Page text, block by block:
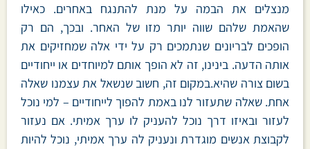
מנצלים את הבמה על מנת להתנגח באחרים. כאילו
שהאמת שלהם שווה יותר מזו של האחר. ובכך, הם רק
הופכים לבריונים שנתמכים רק על ידי אלה שמחזיקים את
אותה הדעה. בינינו, זה לא הופך אותם למיוחדים או ייחודיים
בשום צורה שהיא.במקום זה, חשוב שנשאל את עצמנו שאלה
אחת. שאלה שתעזור לנו באמת להפוך לייחודיים – למי נוכל
לעזור ובאיזו דרך נוכל להעניק לו ערך אמיתי. אם נעזור
לקבוצת אנשים מוגדרת ונעניק לה ערך אמיתי, נוכל להיות